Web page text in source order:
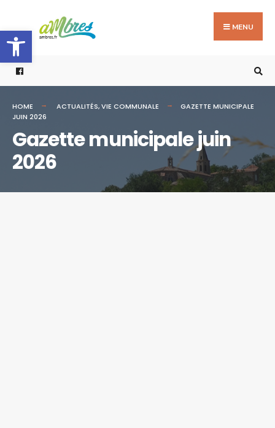
Ouvrir la barre d’outils
to
content
MENU
HOME ACTUALITÉS,VIE COMMUNALE
GAZETTE MUNICIPALE
JUIN 2026
Gazette municipale juin
2026
for: